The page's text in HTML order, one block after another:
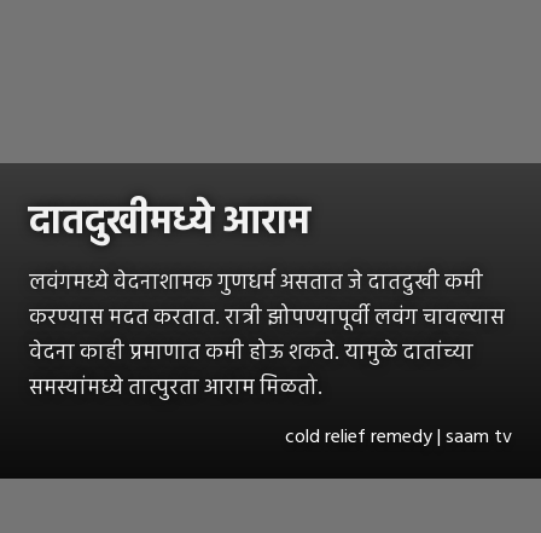
दातदुखीमध्ये आराम
लवंगमध्ये वेदनाशामक गुणधर्म असतात जे दातदुखी कमी
करण्यास मदत करतात. रात्री झोपण्यापूर्वी लवंग चावल्यास
वेदना काही प्रमाणात कमी होऊ शकते. यामुळे दातांच्या
समस्यांमध्ये तात्पुरता आराम मिळतो.
cold relief remedy | saam tv